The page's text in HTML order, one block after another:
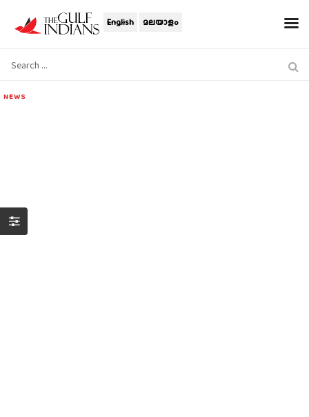
English മലയാളം
NEWS